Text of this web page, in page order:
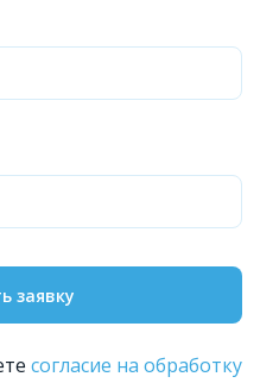
заявку
согласие на обработку